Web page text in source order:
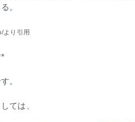
。
より引用
。
ては、